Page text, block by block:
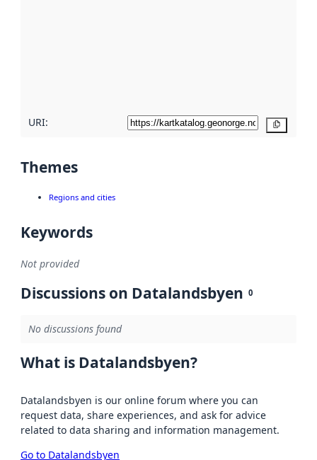
URI:
Themes
Regions and cities
Keywords
Not provided
Discussions on Datalandsbyen 0
No discussions found
What is Datalandsbyen?
Datalandsbyen is our online forum where you can
request data, share experiences, and ask for advice
related to data sharing and information management.
Go to Datalandsbyen